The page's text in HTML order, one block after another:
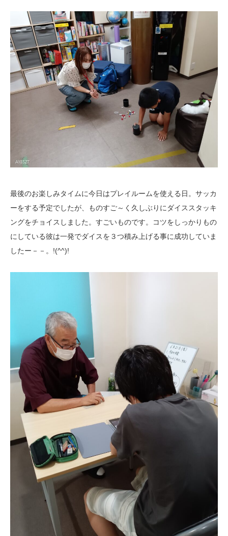
最後のお楽しみタイムに今日はプレイルームを使える日。サッカ
ーをする予定でしたが、ものすご～く久しぶりにダイススタッキ
ングをチョイスしました。すごいものです。コツをしっかりもの
にしている彼は一発でダイスを３つ積み上げる事に成功していま
したー－－。!(^^)!